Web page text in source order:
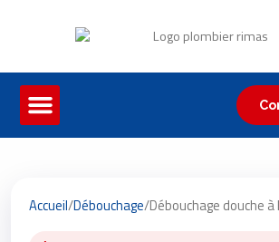
Accueil/Débouchage/Débouchage douche à